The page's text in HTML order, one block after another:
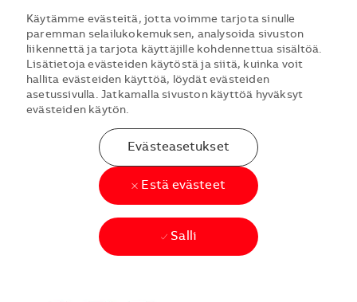
Käytämme evästeitä, jotta voimme tarjota sinulle
paremman selailukokemuksen, analysoida sivuston
liikennettä ja tarjota käyttäjille kohdennettua sisältöä.
Lisätietoja evästeiden käytöstä ja siitä, kuinka voit
hallita evästeiden käyttöä, löydät evästeiden
asetussivulla. Jatkamalla sivuston käyttöä hyväksyt
evästeiden käytön.
Evästeasetukset
Estä evästeet
Salli